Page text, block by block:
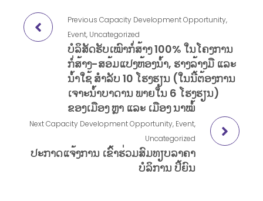
Previous Capacity Development Opportunity,
Event, Uncategorized
ບໍລິສັດຮັບເໝົາກໍ່ສ້າງ 100% ໃນໂຄງການ
ກໍ່ສ້າງ-ສອ້ມແປງຫ້ອງນໍ້າ, ຮາງລ້າງມື ແລະ
ນໍ້າໃຊ້ ສໍາລັບ 10 ໂຮງຮຽນ (ໃນນີ້ຕ້ອງການ
ເຈາະນໍ້າບາດານ ພາຍໃນ 6 ໂຮງຮຽນ)
ຂອງເມືອງ ຫຼາ ແລະ ເມືອງ ນາໝໍ້
NextCapacity Development Opportunity, Event,
Uncategorized
ປະກາດແຈ້ງການ ເຂົ້າຮ່ວມສົມທຽບລາຄາ
ບໍລິການ ປິ້ຍົນ